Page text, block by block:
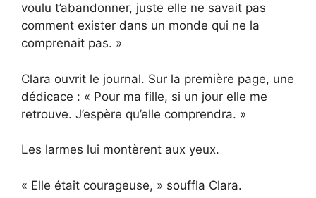
voulu t’abandonner, juste elle ne savait pas
comment exister dans un monde qui ne la
comprenait pas. »
Clara ouvrit le journal. Sur la première page, une
dédicace : « Pour ma fille, si un jour elle me
retrouve. J’espère qu’elle comprendra. »
Les larmes lui montèrent aux yeux.
« Elle était courageuse, » souffla Clara.